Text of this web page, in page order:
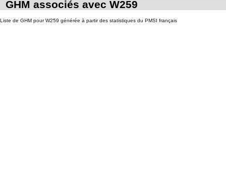
GHM associés avec W259
Liste de GHM pour W259 générée à partir des statistiques du PMSI français